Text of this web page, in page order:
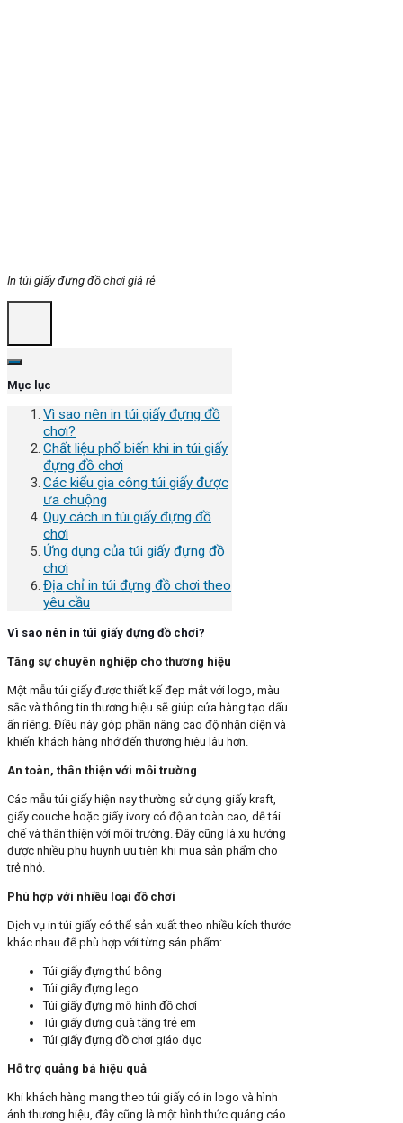
In túi giấy đựng đồ chơi giá rẻ
Mục lục
Vì sao nên in túi giấy đựng đồ
chơi?
Chất liệu phổ biến khi in túi giấy
đựng đồ chơi
Các kiểu gia công túi giấy được
ưa chuộng
Quy cách in túi giấy đựng đồ
chơi
Ứng dụng của túi giấy đựng đồ
chơi
Địa chỉ in túi đựng đồ chơi theo
yêu cầu
Vì sao nên in túi giấy đựng đồ chơi?
Tăng sựchuyên nghiệp cho thương hiệu
Một mẫu túi giấy được thiết kế đẹp mắt với logo, màu
sắc và thông tin thương hiệu sẽ giúp cửa hàng tạo dấu
ấn riêng. Điều này góp phần nâng cao độ nhận diện và
khiến khách hàng nhớ đến thương hiệu lâu hơn.
An toàn, thân thiện với môi trường
Các mẫu túi giấy hiện nay thường sử dụng giấy kraft,
giấy couche hoặc giấy ivory có độ an toàn cao, dễ tái
chế và thân thiện với môi trường. Đây cũng là xu hướng
được nhiều phụ huynh ưu tiên khi mua sản phẩm cho
trẻ nhỏ.
Phù hợp với nhiều loại đồ chơi
Dịch vụ in túi giấy có thể sản xuất theo nhiều kích thước
khác nhau để phù hợp với từng sản phẩm:
Túi giấy đựng thú bông
Túi giấy đựng lego
Túi giấy đựng mô hình đồ chơi
Túi giấy đựng quà tặng trẻ em
Túi giấy đựng đồ chơi giáo dục
Hỗ trợ quảng bá hiệu quả
Khi khách hàng mang theo túi giấy có in logo và hình
ảnh thương hiệu, đây cũng là một hình thức quảng cáo